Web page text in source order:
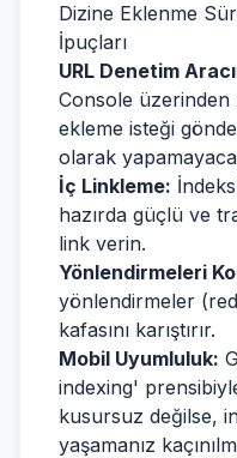
Dizine Eklenme
İpuçları
URL Denetim
Console
ekleme isteği
olarak
İç Linkleme:
hazırda güçlü ve
link verin.
Yönlendirmeleri
yönlendirmeler
kafasını karıştırır.
Mobil Uyumluluk:
indexing'
kusursuz değilse,
yaşamanız